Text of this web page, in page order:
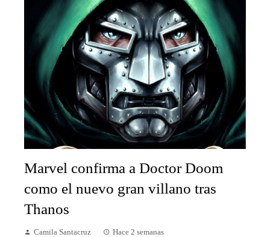
Marvel confirma a Doctor Doom
como el nuevo gran villano tras
Thanos
Camila Santacruz Hace 2 semanas